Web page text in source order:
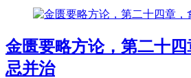
金匮要略方论，第二十
忌并治